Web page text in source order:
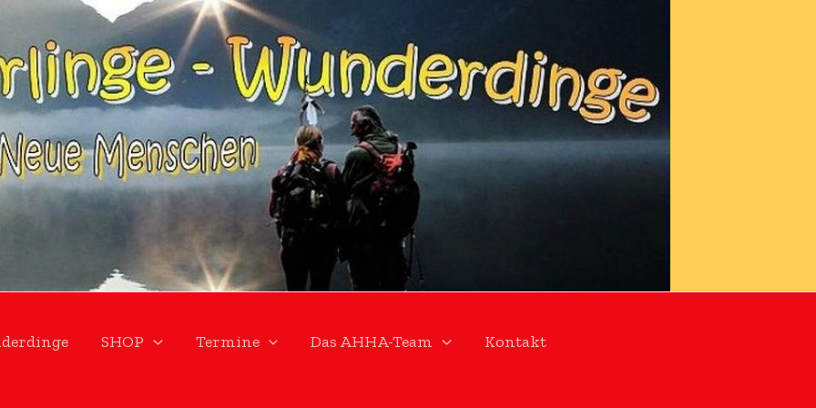
SHOP Termine Das AHHA-Team Kontakt